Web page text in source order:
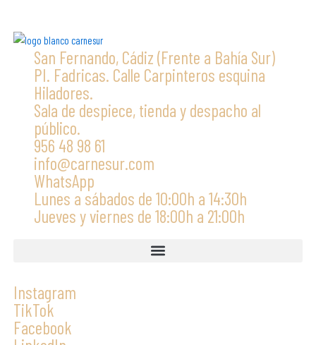
San Fernando, Cádiz (Frente a Bahía Sur)
PI. Fadricas. Calle Carpinteros esquina
Hiladores.
Sala de despiece, tienda y despacho al
público.
956 48 98 61
info@carnesur.com
WhatsApp
Lunes a sábados de 10:00h a 14:30h
Jueves y viernes de 18:00h a 21:00h
Instagram
TikTok
Facebook